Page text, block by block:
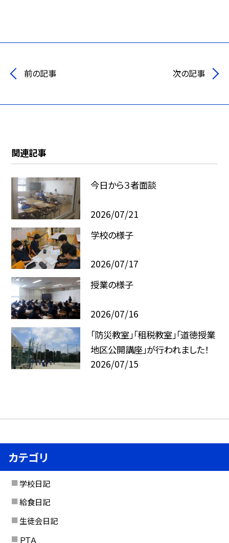
前の記事 次の記事
関連記事
今日から３者面談
2026/07/21
学校の様子
2026/07/17
授業の様子
2026/07/16
「防災教室」「租税教室」「道徳授業
地区公開講座」が行われました！
2026/07/15
カテゴリ
学校日記
給食日記
生徒会日記
ＰＴＡ